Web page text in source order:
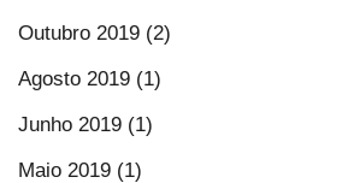
Outubro 2019 (2)
Agosto 2019 (1)
Junho 2019 (1)
Maio 2019 (1)